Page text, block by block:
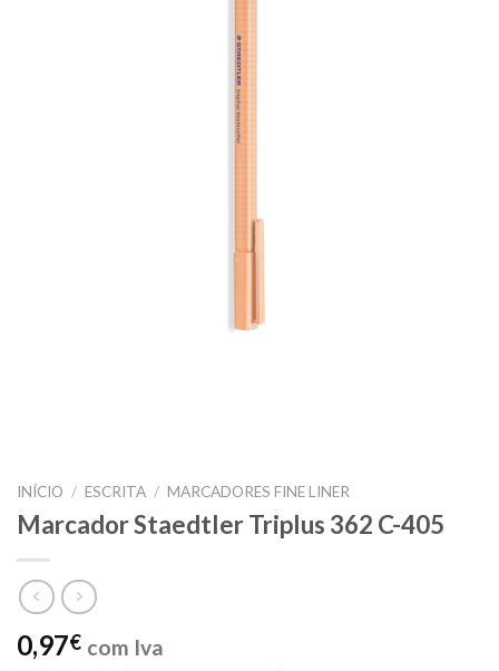
INÍCIO / ESCRITA / MARCADORES FINE LINER
Marcador Staedtler Triplus 362 C-405
0,97€ com Iva